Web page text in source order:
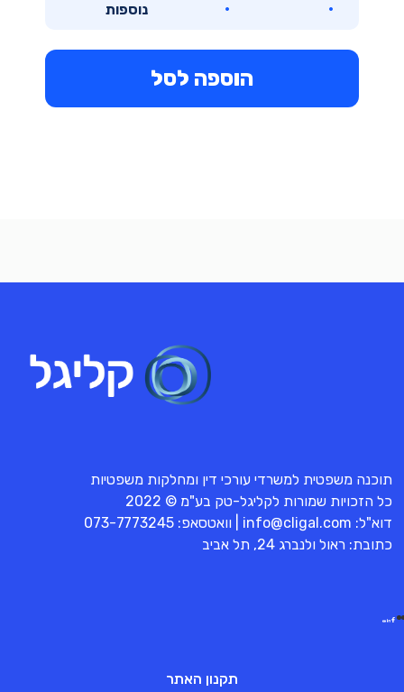
נוספות
הוספה לסל
תוכנה משפטית למשרדי עורכי דין ומחלקות משפטיות
כל הזכויות שמורות לקליגל-טק בע"מ © 2022
דוא"ל: info@cligal.com | וואטסאפ: 073-7773245
כתובת: ראול ולנברג 24, תל אביב
תקנון האתר